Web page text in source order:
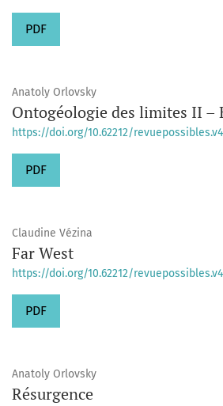
PDF
Anatoly Orlovsky
Ontogéologie des limites II –
https://doi.org/10.62212/
PDF
Claudine Vézina
Far West
https://doi.org/10.62212/
PDF
Anatoly Orlovsky
Résurgence